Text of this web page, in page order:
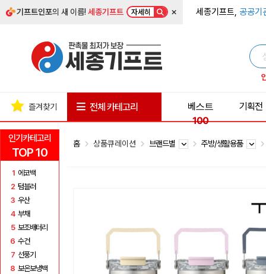
기프트인포의 새 이름!세종기프트 자세히 × 세종기프트, 공공기
인기카테고리
TOP 10
1 에코백
2 텀블러
3 우산
4 부채
5 보조배터리
6 수건
7 선풍기
8 보온보냉백
즐겨찾기 전체 카테고리
베스트
100
기획전
홈 상품큐레이션 브랜드별 주방/생활용품